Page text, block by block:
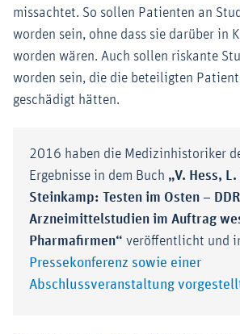
missachtet. So sollen Patienten an
worden sein, ohne dass sie darüber in
worden wären. Auch sollen riskante
worden sein, die die beteiligten
geschädigt hätten.
2016 haben die Medizinhistoriker
Ergebnisse in dem Buch „V. Hess,
Steinkamp: Testen im Osten –
Arzneimittelstudien im Auftrag
Pharmafirmen“ veröffentlicht und
Pressekonferenz sowie einer
Abschlussveranstaltung